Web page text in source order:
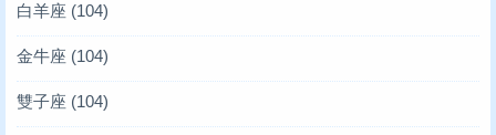
白羊座 (104)
金牛座 (104)
雙子座 (104)